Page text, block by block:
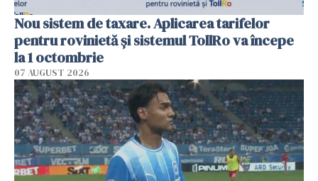
Nou sistem de taxare. Aplicarea tarifelor
pentru rovinietă şi sistemul TollRo va începe
la 1 octombrie
07 AUGUST 2026